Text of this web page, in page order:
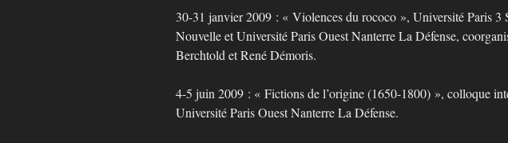
30-31 janvier 2009 : « Violences du rococo », Université Paris 3
Nouvelle et Université Paris Ouest Nanterre La Défense,
Berchtold et René Démoris.
4-5 juin 2009 : « Fictions de l’origine (1650-1800) », colloque
Université Paris Ouest Nanterre La Défense.